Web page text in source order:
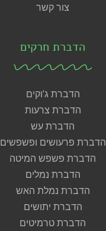
צור קשר
הדברת חרקים
הדברת ג'וקים
הדברת צרעות
הדברת עש
הדברת פרעושים ופשפשים
הדברת פשפש המיטה
הדברת נמלים
הדברת נמלת האש
הדברת יתושים
הדברת טרמיטים